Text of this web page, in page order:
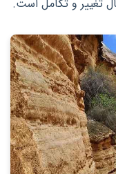
تغییر و تکامل است.